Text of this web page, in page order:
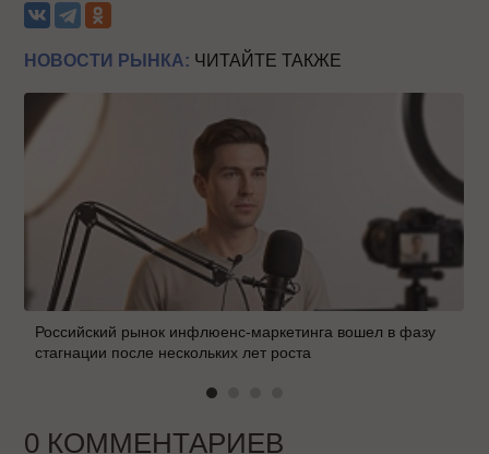
НОВОСТИ РЫНКА: ЧИТАЙТЕ ТАКЖЕ
Российский рынок инфлюенс-маркетинга вошел в фазу
стагнации после нескольких лет роста
0 КОММЕНТАРИЕВ